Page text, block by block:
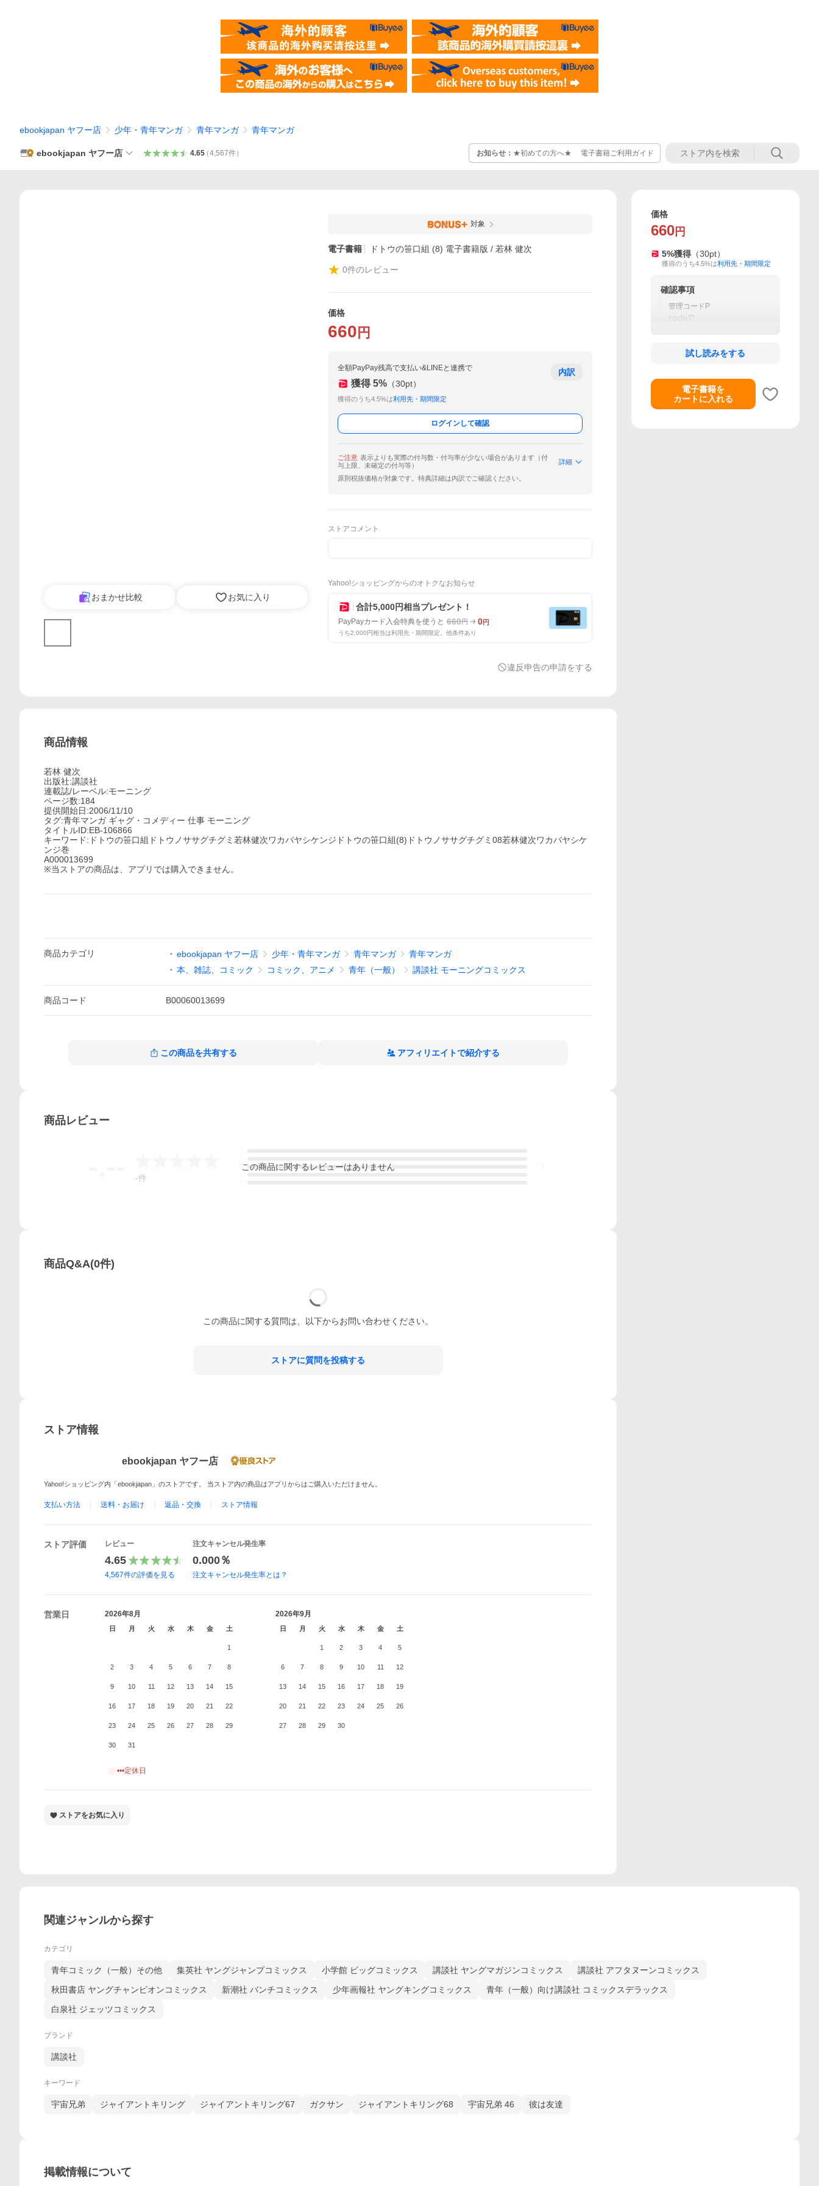
ebookjapan ヤフー店 少年・青年マンガ 青年マンガ 青年マンガ
ebookjapan ヤフー店 4.65（4,567件） お知らせ： ★初めての方へ★ 電子書籍ご利用ガイド
おまかせ比較 お気に入り
対象
電子書籍 ドトウの笹口組 (8) 電子書籍版 / 若林 健次
0件のレビュー
価格
660 円
全額PayPay残高で支払い&LINEと連携で
獲得 5% （30pt）
獲得のうち4.5%は利用先・期間限定
内訳
ログインして確認
ご注意 表示よりも実際の付与数・付与率が少ない場合があります（付
与上限、未確定の付与等）
詳細
原則税抜価格が対象です。特典詳細は内訳でご確認ください。
ストアコメント
Yahoo!ショッピングからのオトクなお知らせ
合計5,000円相当プレゼント！
PayPayカード入会特典を使うと 660円 0円
うち2,000円相当は利用先・期間限定。他条件あり
違反申告の申請をする
商品情報
若林 健次
出版社:講談社
連載誌/レーベル:モーニング
ページ数:184
提供開始日:2006/11/10
タグ:青年マンガ ギャグ・コメディー 仕事 モーニング
タイトルID:EB-106866
キーワード:ドトウの笹口組ドトウノササグチグミ若林健次ワカバヤシケンジドトウの笹口組(8)ドトウノササグチグミ08若林健次ワカバヤシケ
ンジ巻
A000013699
※当ストアの商品は、アプリでは購入できません。
商品カテゴリ ebookjapan ヤフー店 少年・青年マンガ 青年マンガ
青年マンガ
本、雑誌、コミック
コミック、アニメ 青年（一般） 講談社 モーニングコミックス
商品コード B00060013699
この商品を共有する アフィリエイトで紹介する
商品レビュー
-件
この商品に関するレビューはありません
商品Q&A(0件)
この商品に関する質問は、以下からお問い合わせください。
ストアに質問を投稿する
ストア情報
ebookjapan ヤフー店
Yahoo!ショッピング内「ebookjapan」のストアです。 当ストア内の商品はアプリからはご購入いただけません。
支払い方法 送料・お届け 返品・交換 ストア情報
ストア評価 レビュー
4.65
4,567件の評価を見る
注文キャンセル発生率
0.000％
注文キャンセル発生率とは？
営業日 2026年8月
日 月 火 水 木 金 土
1
2 3 4 5 6 7 8
9 10 11 12 13 14 15
16 17 18 19 20 21 22
23 24 25 26 27 28 29
30 31
2026年9月
日 月 火 水 木 金 土
1 2 3 4 5
6 7 8 9 10 11 12
13 14 15 16 17 18 19
20 21 22 23 24 25 26
27 28 29 30
•••定休日
ストアをお気に入り
価格
660 円
5%獲得 （30pt）
獲得のうち4.5%は利用先・期間限定
確認事項
管理コードP
code/0
試し読みをする
電子書籍を
カートに入れる
関連ジャンルから探す
カテゴリ
青年コミック（一般）その他 集英社 ヤングジャンプコミックス 小学館 ビッグコミックス 講談社 ヤングマガジンコミックス
講談社 アフタヌーンコミックス
秋田書店 ヤングチャンピオンコミックス
新潮社 バンチコミックス 少年画報社 ヤングキングコミックス
青年（一般）向け講談社 コミックスデラックス
白泉社 ジェッツコミックス
ブランド
講談社
キーワード
宇宙兄弟 ジャイアントキリング ジャイアントキリング67 ガクサン ジャイアントキリング68 宇宙兄弟 46 彼は友達
掲載情報について